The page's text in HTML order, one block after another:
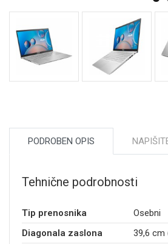
PODROBEN OPIS
Tehnične podrobnosti
Tip prenosnika
Osebni
Diagonala zaslona
39,6 cm